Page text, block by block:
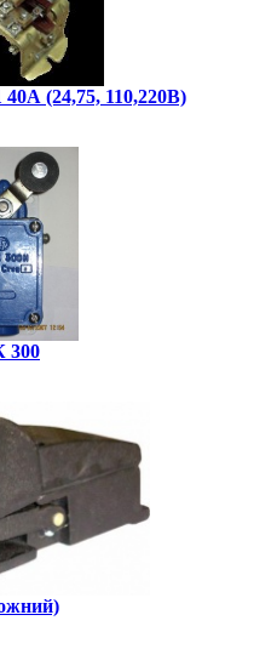
(24,75, 110,220В)
300